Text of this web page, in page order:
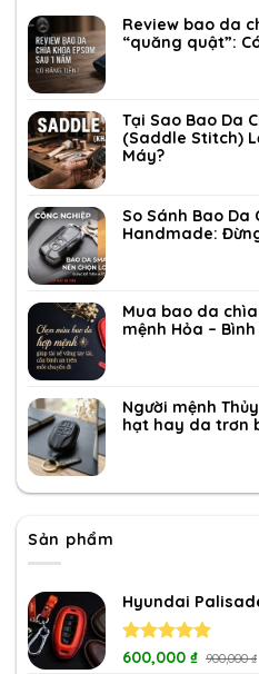
Review bao da
“quăng quật”:
Tại Sao Bao Da
(Saddle Stitch)
Máy?
So Sánh Bao Da
Handmade:
Mua bao da
mệnh Hỏa –
Người mệnh
hạt hay da trơn
Sản phẩm
Hyundai
Rated5.00
600,000 ₫ 900,000₫